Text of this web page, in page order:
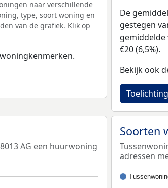
naar verschillende
type, soort woning en
van de grafiek. Klik op
De
gestegen
gemiddelde
€20 (6,5%).
Bekijk ook
Toelichting
AG een huurwoning
Soorten
adressen